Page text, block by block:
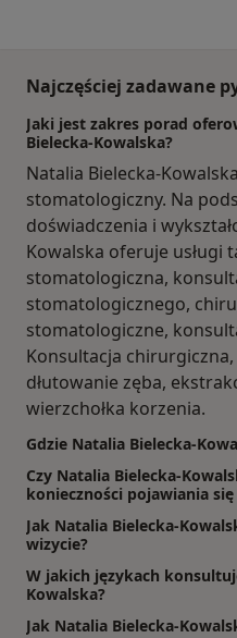
Najczęściej zadawane
Jaki jest zakres porad
Bielecka-Kowalska?
Natalia Bielecka-
stomatologiczny. Na
doświadczenia i
Kowalska oferuje usługi
stomatologiczna,
stomatologicznego,
stomatologiczne,
Konsultacja
dłutowanie zęba,
wierzchołka korzenia.
Gdzie Natalia Bielecka-
Czy Natalia Bielecka-
konieczności pojawiania
Jak Natalia Bielecka-
wizycie?
W jakich językach
Kowalska?
Jak Natalia Bielecka-